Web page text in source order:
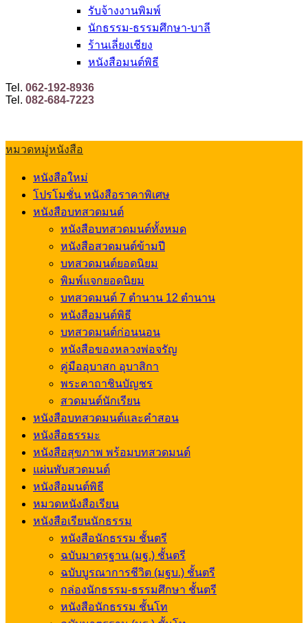
รับจ้างงานพิมพ์
นักธรรม-ธรรมศึกษา-บาลี
ร้านเลี่ยงเชียง
หนังสือมนต์พิธี
Tel. 062-192-8936
Tel. 082-684-7223
หมวดหมู่หนังสือ
หนังสือใหม่
โปรโมชั่น หนังสือราคาพิเศษ
หนังสือบทสวดมนต์
หนังสือบทสวดมนต์ทั้งหมด
หนังสือสวดมนต์ข้ามปี
บทสวดมนต์ยอดนิยม
พิมพ์แจกยอดนิยม
บทสวดมนต์ 7 ตำนาน 12 ตำนาน
หนังสือมนต์พิธี
บทสวดมนต์ก่อนนอน
หนังสือของหลวงพ่อจรัญ
คู่มืออุบาสก อุบาสิกา
พระคาถาชินบัญชร
สวดมนต์นักเรียน
หนังสือบทสวดมนต์และคำสอน
หนังสือธรรมะ
หนังสือสุขภาพ พร้อมบทสวดมนต์
แผ่นพับสวดมนต์
หนังสือมนต์พิธี
หมวดหนังสือเรียน
หนังสือเรียนนักธรรม
หนังสือนักธรรม ชั้นตรี
ฉบับมาตรฐาน (มฐ.) ชั้นตรี
ฉบับบูรณาการชีวิต (มฐบ.) ชั้นตรี
กล่องนักธรรม-ธรรมศึกษา ชั้นตรี
หนังสือนักธรรม ชั้นโท